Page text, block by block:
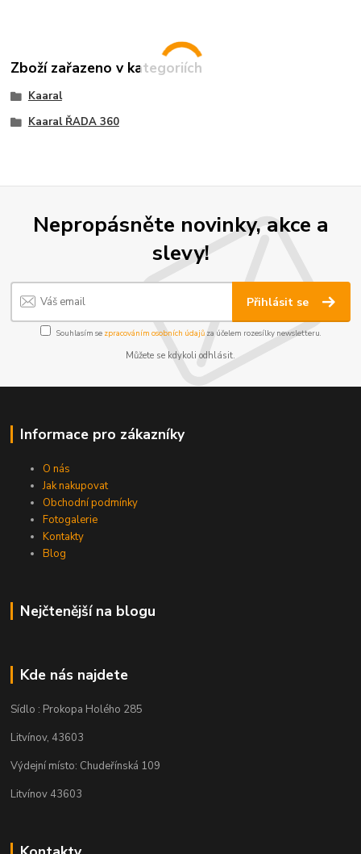
Zboží zařazeno v kategoriích
Kaaral
Kaaral ŘADA 360
Nepropásněte novinky, akce a
slevy!
Přihlásit se
Souhlasím se zpracováním osobních údajůza účelem rozesílky newsletteru.
Můžete se kdykoli odhlásit.
Informace pro zákazníky
O nás
Jak nakupovat
Obchodní podmínky
Fotogalerie
Kontakty
Blog
Nejčtenější na blogu
Kde nás najdete
Sídlo : Prokopa Holého 285
Litvínov, 43603
Výdejní místo: Chudeřínská 109
Litvínov 43603